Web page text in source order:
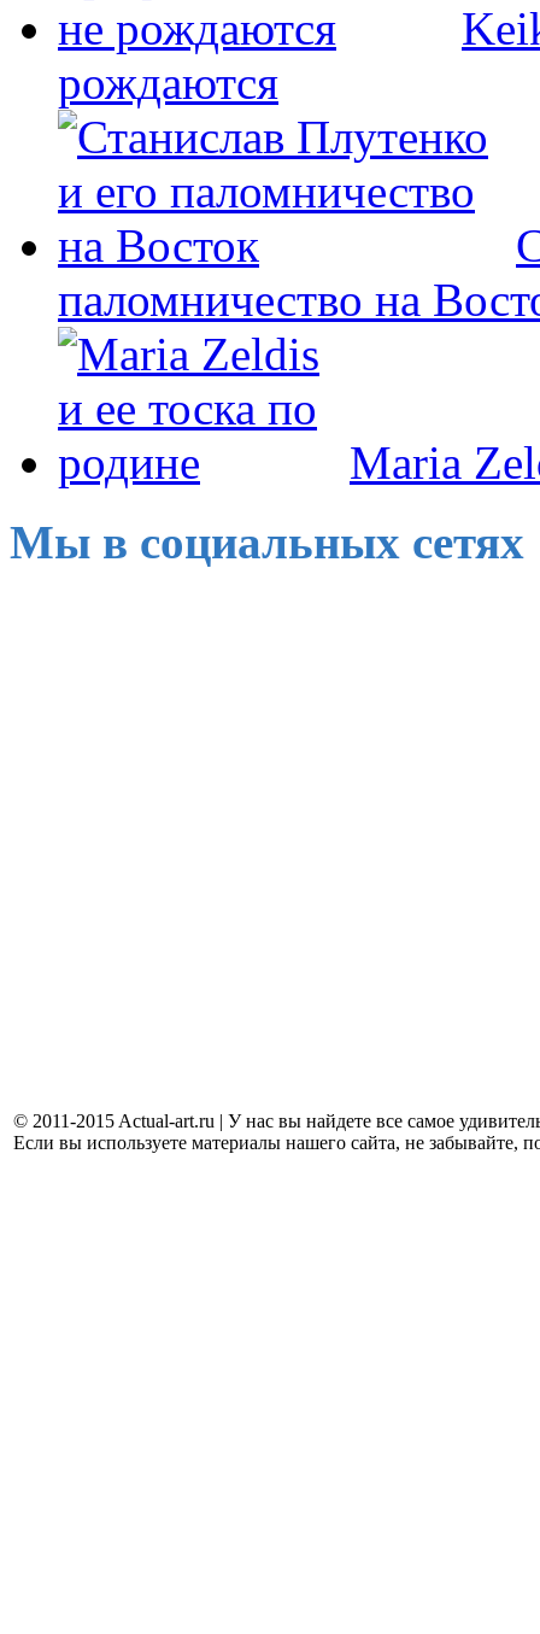
рождаются
паломничество на
Maria
Мы в социальных сетях
© 2011-2015 Actual-art.ru | У нас вы найдете все самое
Если вы используете материалы нашего сайта, не забывайте,